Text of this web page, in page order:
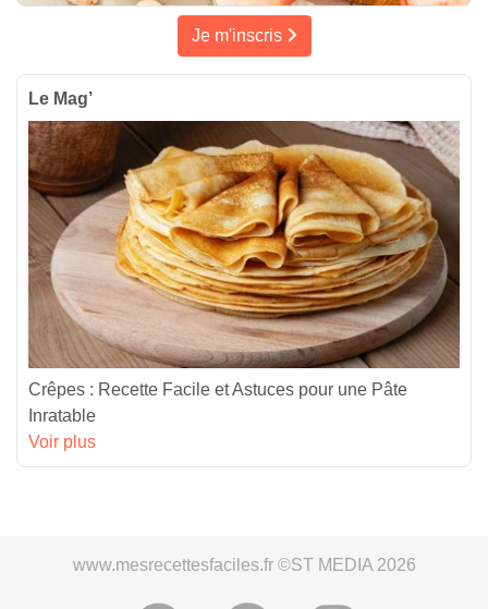
Je m'inscris
Le Mag’
Crêpes : Recette Facile et Astuces pour une Pâte
Inratable
Voir plus
www.mesrecettesfaciles.fr ©ST MEDIA 2026